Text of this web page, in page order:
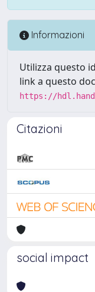
Informazioni
Utilizza questo
link a questo
https://
Citazioni
social impact